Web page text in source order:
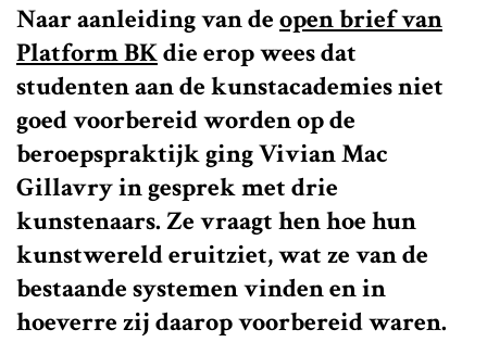
Naar aanleiding van deopen brief van
Platform BKdie erop wees dat
studenten aan de kunstacademies niet
goed voorbereid worden op de
beroepspraktijk ging Vivian Mac
Gillavry in gesprek met drie
kunstenaars. Ze vraagt hen hoe hun
kunstwereld eruitziet, wat ze van de
bestaande systemen vinden en in
hoeverre zij daarop voorbereid waren.